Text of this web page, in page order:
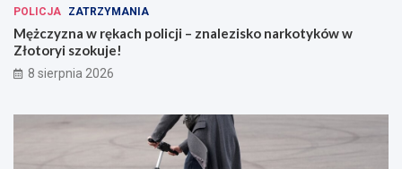
POLICJA ZATRZYMANIA
Mężczyzna w rękach policji – znalezisko narkotyków w
Złotoryi szokuje!
8 sierpnia 2026